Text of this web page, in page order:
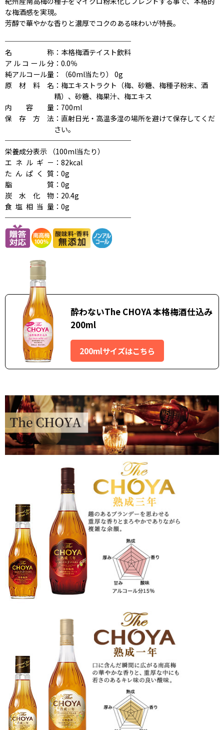
な梅酒感を実現。
芳醇で華やかな香りと濃厚でコクのある味わいが特長。
──────────────────
名称 ：本格梅酒テイスト飲料
アルコール分 ：0.0％
純アルコール量 ：（60ml当たり） 0g
原材料名 ：梅エキストラクト（梅、砂糖、梅種子粉末、酒
精）、砂糖、梅果汁、梅エキス
内容量 ：700ml
保存方法 ：直射日光・高温多湿の場所を避けて保存してくだ
さい。
──────────────────
栄養成分表示 （100ml当たり）
エネルギ－ ：82kcal
たんぱく質 ：0g
脂質 ：0g
炭水化物 ：20.4g
食塩相当量 ：0g
──────────────────
酔わないThe CHOYA 本格梅酒仕込み
200ml
200mlサイズはこちら